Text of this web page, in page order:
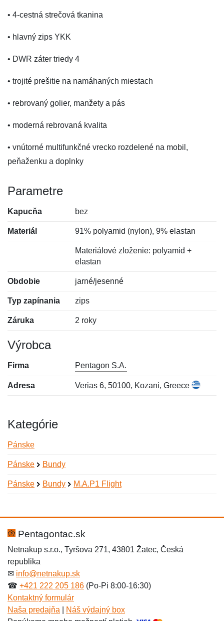
• 4-cestná strečová tkanina
• hlavný zips YKK
• DWR záter triedy 4
• trojité prešitie na namáhaných miestach
• rebrovaný golier, manžety a pás
• moderná rebrovaná kvalita
• vnútorné multifunkčné vrecko rozdelené na mobil,
peňaženku a doplnky
Parametre
Kapucňa bez
Materiál 91% polyamid (nylon), 9% elastan
Materiálové zloženie: polyamid +
elastan
Obdobie jarné/jesenné
Typ zapínania zips
Záruka 2 roky
Výrobca
Firma Pentagon S.A.
Adresa Verias 6, 50100, Kozani, Greece
Kategórie
Pánske
Pánske Bundy
Pánske Bundy M.A.P1 Flight
Hodnotenie:
Meno:*
E-mail:
Meno:
E-mail:*
Pentagontac.sk
Netnakup s.r.o., Tyršova 271, 43801 Žatec, Česká
republika
✉ info@netnakup.sk
☎ +421 222 205 186 (Po-Pi 8:00-16:30)
Kontaktný formulár
Naša predajňa
Náš výdajný box